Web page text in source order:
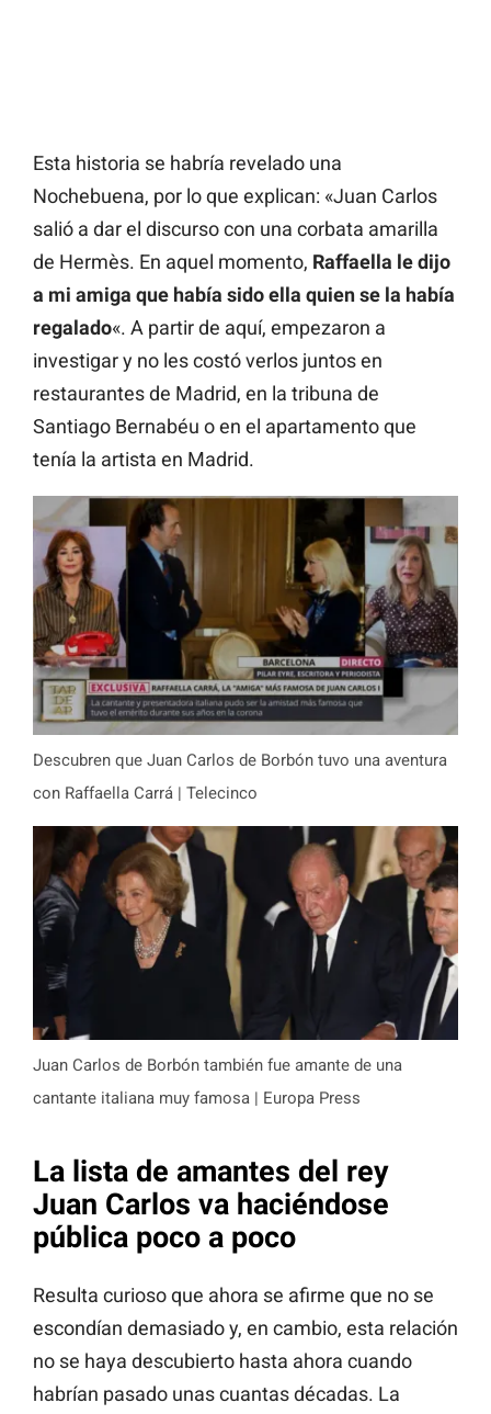
Esta historia se habría revelado una
Nochebuena, por lo que explican: «Juan Carlos
salió a dar el discurso con una corbata amarilla
de Hermès. En aquel momento, Raffaella le dijo
a mi amiga que había sido ella quien se la había
regalado«. A partir de aquí, empezaron a
investigar y no les costó verlos juntos en
restaurantes de Madrid, en la tribuna de
Santiago Bernabéu o en el apartamento que
tenía la artista en Madrid.
Descubren que Juan Carlos de Borbón tuvo una aventura
con Raffaella Carrá | Telecinco
Juan Carlos de Borbón también fue amante de una
cantante italiana muy famosa | Europa Press
La lista de amantes del rey
Juan Carlos va haciéndose
pública poco a poco
Resulta curioso que ahora se afirme que no se
escondían demasiado y, en cambio, esta relación
no se haya descubierto hasta ahora cuando
habrían pasado unas cuantas décadas. La